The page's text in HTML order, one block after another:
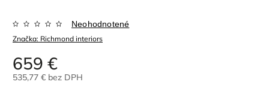
Značka: Richmond interiors
Neohodnotené
659 €
535,77 € bez DPH